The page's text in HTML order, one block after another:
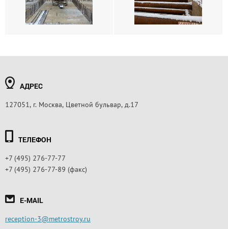
АДРЕС
127051, г. Москва, Цветной бульвар, д.17
ТЕЛЕФОН
+7 (495) 276-77-77
+7 (495) 276-77-89 (факс)
E-MAIL
reception-3@metrostroy.ru